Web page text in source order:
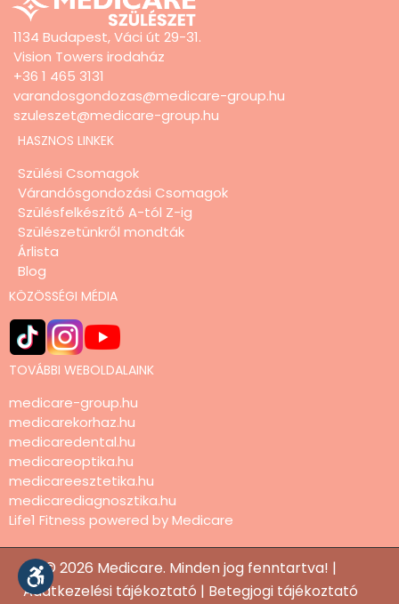
1134 Budapest, Váci út 29-31.
Vision Towers irodaház
+36 1 465 3131
varandosgondozas@medicare-group.hu
szuleszet@medicare-group.hu
HASZNOS LINKEK
Szülési Csomagok
Várandósgondozási Csomagok
Szülésfelkészítő A-tól Z-ig
Szülészetünkről mondták
Árlista
Blog
KÖZÖSSÉGI MÉDIA
TOVÁBBI WEBOLDALAINK
medicare-group.hu
medicarekorhaz.hu
medicaredental.hu
medicareoptika.hu
medicareesztetika.hu
medicarediagnosztika.hu
Life1 Fitness powered by Medicare
© 2026 Medicare. Minden jog fenntartva! |
Adatkezelési tájékoztató | Betegjogi tájékoztató